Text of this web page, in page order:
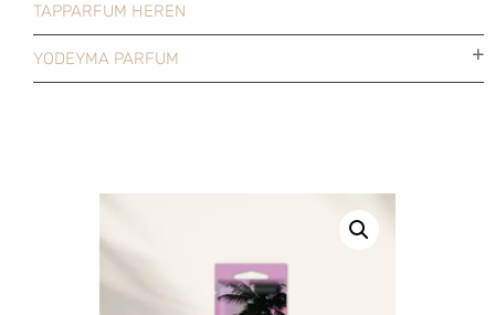
TAPPARFUM HEREN
YODEYMA PARFUM